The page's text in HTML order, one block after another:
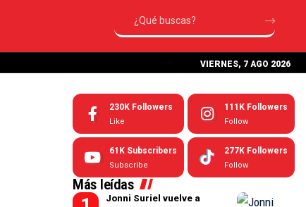
VIERNES, 7 AGO 2026
230K Followers
Like
111K Followers
Follow
61K Subscribers
Subscribe
277K Followers
Follow
Más leídas
Jonni Suriel vuelve a